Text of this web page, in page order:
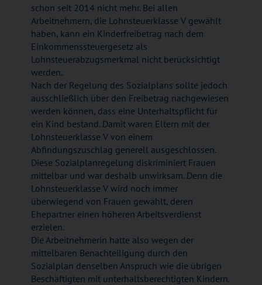
schon seit 2014 nicht mehr. Bei allen
Arbeitnehmern, die Lohnsteuerklasse V gewählt
haben, kann ein Kinderfreibetrag nach dem
Einkommenssteuergesetz als
Lohnsteuerabzugsmerkmal nicht berücksichtigt
werden.
Nach der Regelung des Sozialplans sollte jedoch
ausschließlich über den Freibetrag nachgewiesen
werden können, dass eine Unterhaltspflicht für
ein Kind bestand. Damit waren Eltern mit der
Lohnsteuerklasse V von einem
Abfindungszuschlag generell ausgeschlossen.
Diese Sozialplanregelung diskriminiert Frauen
mittelbar und war deshalb unwirksam. Denn die
Lohnsteuerklasse V wird noch immer
überwiegend von Frauen gewählt, deren
Ehepartner einen höheren Arbeitsverdienst
erzielen.
Die Arbeitnehmerin hatte also wegen der
mittelbaren Benachteiligung durch den
Sozialplan denselben Anspruch wie die übrigen
Beschäftigten mit unterhaltsberechtigten Kindern.